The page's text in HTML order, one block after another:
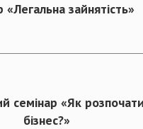
«Легальна зайнятість»
семінар «Як
бізнес?»